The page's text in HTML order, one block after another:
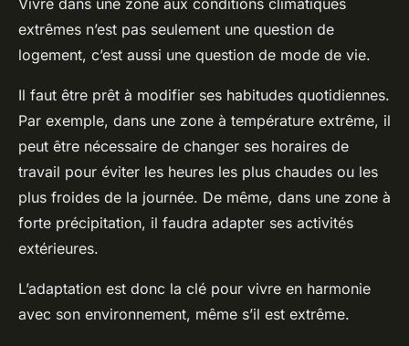
Vivre dans une zone aux conditions climatiques
extrêmes n’est pas seulement une question de
logement, c’est aussi une question de mode de vie.
Il faut être prêt à modifier ses habitudes quotidiennes.
Par exemple, dans une zone à température extrême, il
peut être nécessaire de changer ses horaires de
travail pour éviter les heures les plus chaudes ou les
plus froides de la journée. De même, dans une zone à
forte précipitation, il faudra adapter ses activités
extérieures.
L’adaptation est donc la clé pour vivre en harmonie
avec son environnement, même s’il est extrême.